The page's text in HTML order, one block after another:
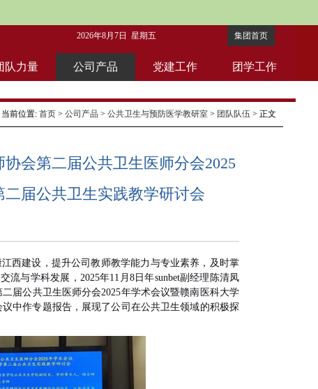
2026年8月7日 星期五 集团首页
队力量 公司产品 党建工作 团学工作
当前位置: 首页 > 公司产品 > 公共卫生与预防医学教研室 > 团队队伍 > 正文
会第二届公共卫生医师分会2025
届公共卫生实践教学研讨会
西建设，提升公司教师教学能力与专业素养，及时掌
流与学科发展， 2025年11 月 8日年sunbet副经理陈清凤
届公共卫生医师分会2025年学术会议暨赣南医科大学
中作专题报告，展现了公司在公共卫生领域的积极探